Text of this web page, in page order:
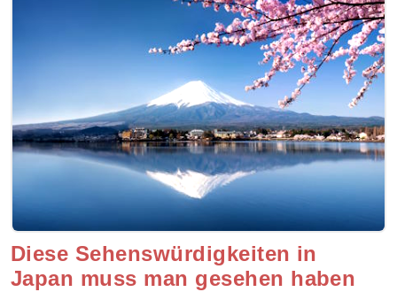
Diese Sehenswürdigkeiten in
Japan muss man gesehen haben